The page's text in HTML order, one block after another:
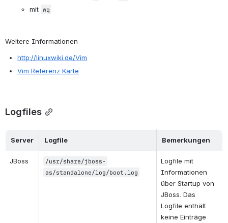
mit wq
Weitere Informationen
http://linuxwiki.de/Vim
Vim Referenz Karte
Logfiles
Server Logfile Bemerkungen
JBoss
/usr/share/jboss-
as/standalone/log/boot.log
Logfile mit
Informationen
über Startup von
JBoss. Das
Logfile enthält
keine Einträge